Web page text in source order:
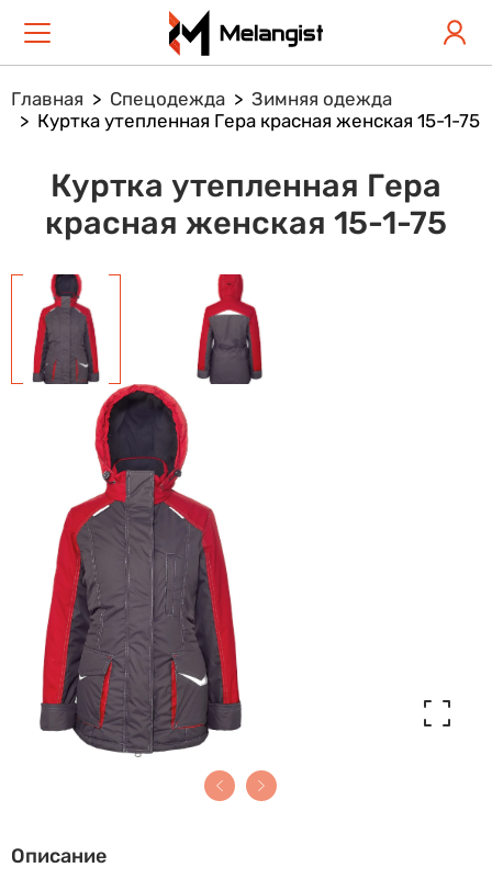
Главная Спецодежда
Зимняя одежда
Куртка утепленная Гера красная женская 15-1-75
Куртка утепленная Гера
красная женская 15-1-75
Описание